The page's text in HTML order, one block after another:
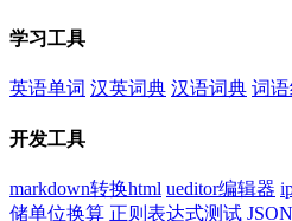
学习工具
英语单词 汉英词典 汉语词典 词
开发工具
markdown转换html ueditor编辑器
储单位换算 正则表达式测试